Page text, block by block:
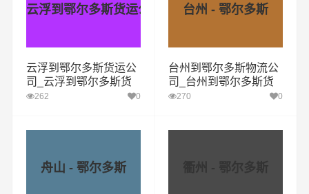
云浮到鄂尔多斯货运公司
云浮到鄂尔多斯货运公
司_云浮到鄂尔多斯货
运专线
262 0
台州 - 鄂尔多斯
台州到鄂尔多斯物流公
司_台州到鄂尔多斯货
运专线
270 0
舟山 - 鄂尔多斯 衢州 - 鄂尔多斯